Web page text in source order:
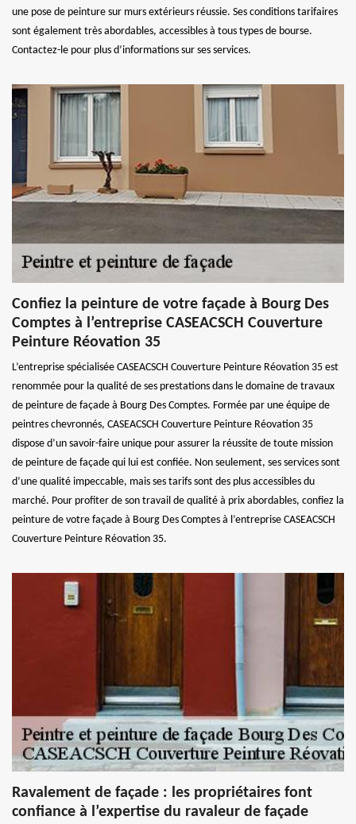
une pose de peinture sur murs extérieurs réussie. Ses conditions tarifaires
sont également très abordables, accessibles à tous types de bourse.
Contactez-le pour plus d’informations sur ses services.
Confiez la peinture de votre façade à Bourg Des
Comptes à l’entreprise CASEACSCH Couverture
Peinture Réovation 35
L’entreprise spécialisée CASEACSCH Couverture Peinture Réovation 35 est
renommée pour la qualité de ses prestations dans le domaine de travaux
de peinture de façade à Bourg Des Comptes. Formée par une équipe de
peintres chevronnés, CASEACSCH Couverture Peinture Réovation 35
dispose d’un savoir-faire unique pour assurer la réussite de toute mission
de peinture de façade qui lui est confiée. Non seulement, ses services sont
d’une qualité impeccable, mais ses tarifs sont des plus accessibles du
marché. Pour profiter de son travail de qualité à prix abordables, confiez la
peinture de votre façade à Bourg Des Comptes à l’entreprise CASEACSCH
Couverture Peinture Réovation 35.
Ravalement de façade : les propriétaires font
confiance à l’expertise du ravaleur de façade